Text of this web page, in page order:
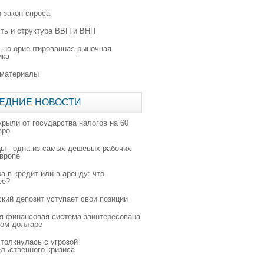
спроса
и структура ВВП и ВНП
ориентированная рыночная
НОВОСТИ
от государства налогов на 60
- одна из самых дешевых рабочих
в кредит или в аренду: что
депозит уступает свои позиции
финансовая система заинтересована
долларе
с угрозой
кризиса